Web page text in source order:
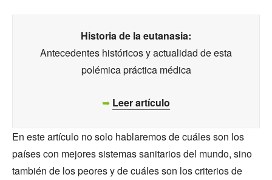
Historia de la eutanasia:
Antecedentes históricos y actualidad de esta
polémica práctica médica
➥ Leer artículo
En este artículo no solo hablaremos de cuáles son los
países con mejores sistemas sanitarios del mundo, sino
también de los peores y de cuáles son los criterios de